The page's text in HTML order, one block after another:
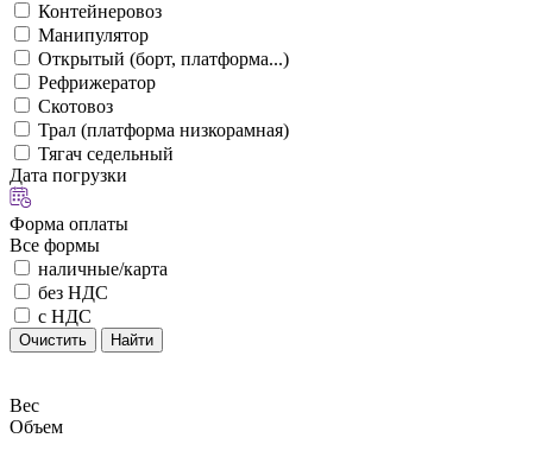
Контейнеровоз
Манипулятор
Открытый (борт, платформа...)
Рефрижератор
Скотовоз
Трал (платформа низкорамная)
Тягач седельный
Дата погрузки
Форма оплаты
Все формы
наличные/карта
без НДС
с НДС
Очистить Найти
Вес
Объем